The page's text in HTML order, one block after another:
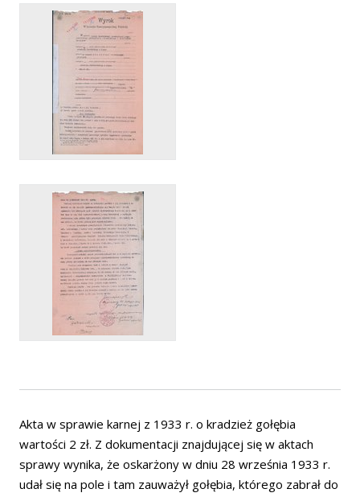
Akta w sprawie karnej z 1933 r. o kradzież gołębia
wartości 2 zł. Z dokumentacji znajdującej się w aktach
sprawy wynika, że oskarżony w dniu 28 września 1933 r.
udał się na pole i tam zauważył gołębia, którego zabrał do